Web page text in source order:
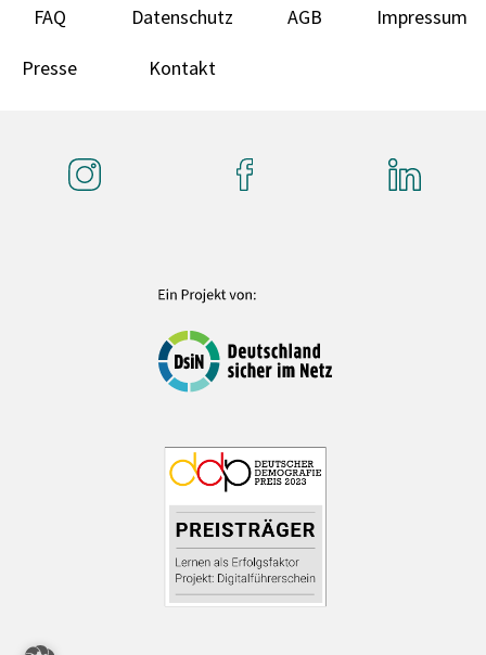
FAQ Datenschutz AGB Impressum
Presse Kontakt